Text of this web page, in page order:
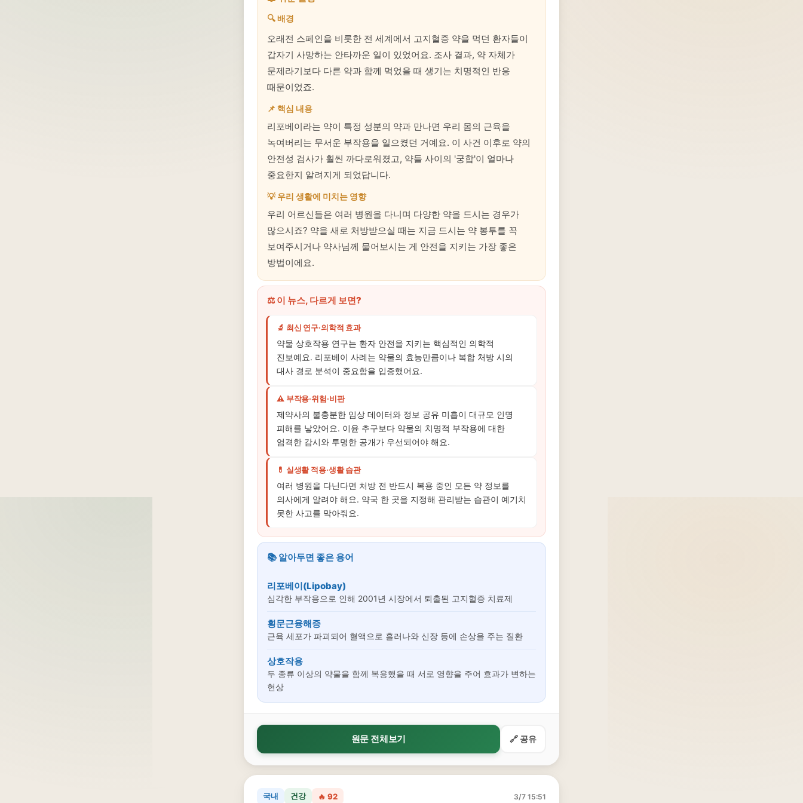
🔍 배경
오래전 스페인을 비롯한 전 세계에서 고지혈증 약을 먹던 환자들이
갑자기 사망하는 안타까운 일이 있었어요. 조사 결과, 약 자체가
문제라기보다 다른 약과 함께 먹었을 때 생기는 치명적인 반응
때문이었죠.
📌 핵심 내용
리포베이라는 약이 특정 성분의 약과 만나면 우리 몸의 근육을
녹여버리는 무서운 부작용을 일으켰던 거예요. 이 사건 이후로 약의
안전성 검사가 훨씬 까다로워졌고, 약들 사이의 '궁합'이 얼마나
중요한지 알려지게 되었답니다.
💡 우리 생활에 미치는 영향
우리 어르신들은 여러 병원을 다니며 다양한 약을 드시는 경우가
많으시죠? 약을 새로 처방받으실 때는 지금 드시는 약 봉투를 꼭
보여주시거나 약사님께 물어보시는 게 안전을 지키는 가장 좋은
방법이에요.
⚖️ 이 뉴스, 다르게 보면?
🔬 최신 연구·의학적 효과
약물 상호작용 연구는 환자 안전을 지키는 핵심적인 의학적
진보예요. 리포베이 사례는 약물의 효능만큼이나 복합 처방 시의
대사 경로 분석이 중요함을 입증했어요.
⚠️ 부작용·위험·비판
제약사의 불충분한 임상 데이터와 정보 공유 미흡이 대규모 인명
피해를 낳았어요. 이윤 추구보다 약물의 치명적 부작용에 대한
엄격한 감시와 투명한 공개가 우선되어야 해요.
💊 실생활 적용·생활 습관
여러 병원을 다닌다면 처방 전 반드시 복용 중인 모든 약 정보를
의사에게 알려야 해요. 약국 한 곳을 지정해 관리받는 습관이 예기치
못한 사고를 막아줘요.
📚 알아두면 좋은 용어
리포베이(Lipobay)
심각한 부작용으로 인해 2001년 시장에서 퇴출된 고지혈증 치료제
횡문근융해증
근육 세포가 파괴되어 혈액으로 흘러나와 신장 등에 손상을 주는 질환
상호작용
두 종류 이상의 약물을 함께 복용했을 때 서로 영향을 주어 효과가 변하는
현상
원문 전체보기 🔗 공유
국내 건강 🔥 92 3/7 15:51